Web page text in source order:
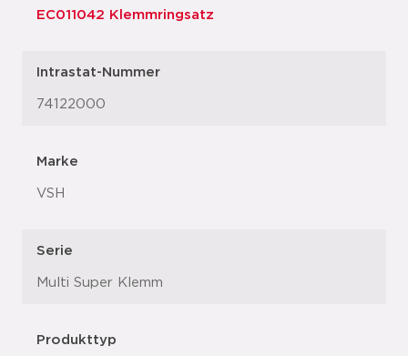
EC011042 Klemmringsatz
Intrastat-Nummer
74122000
Marke
VSH
Serie
Multi Super Klemm
Produkttyp